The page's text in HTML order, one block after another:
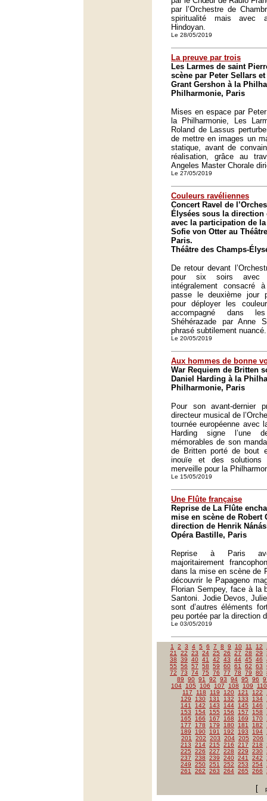
par l’Orchestre de
spiritualité mais avec
Hindoyan.
Le 28/05/2019
La preuve par trois
Les Larmes de saint
scène par Peter Sellars
Grant Gershon à la
Philharmonie, Paris
Mises en espace par
la Philharmonie, Les
Roland de Lassus
de mettre en images un
statique, avant de
réalisation, grâce au
Angeles Master Chorale
Le 27/05/2019
Couleurs ravéliennes
Concert Ravel de
Élysées sous la direction
avec la participation de
Sofie von Otter au
Paris.
Théâtre des Champs-
De retour devant
pour six soirs avec
intégralement consacré
passe le deuxième jour
pour déployer les
accompagné dans
Shéhérazade par Anne
phrasé subtilement nuancé.
Le 20/05/2019
Aux hommes de bonne
War Requiem de Britten
Daniel Harding à la
Philharmonie, Paris
Pour son avant-dernier
directeur musical de
tournée européenne avec
Harding signe l’une
mémorables de son
de Britten porté de bout
inouïe et des solutions
merveille pour la
Le 15/05/2019
Une Flûte française
Reprise de La Flûte
mise en scène de Robert
direction de Henrik
Opéra Bastille, Paris
Reprise à Paris
majoritairement
dans la mise en scène de
découvrir le Papageno
Florian Sempey, face à la
Santoni. Jodie Devos,
sont d’autres éléments
peu portée par la direction
Le 03/05/2019
1 2 3 4 5 6 7 8 9 10 11 12
21
22 23 24 25 26 27 28 29
38
39 40 41 42 43 44 45 46
55
56 57 58 59 60 61 62 63
72
73 74 75 76 77 78 79 80
89
90 91 92 93 94 95 96
104
105 106 107 108 109
110
117
118 119 120 121 122
129
130 131 132 133 134
141
142 143 144 145 146
153
154 155 156 157 158
165
166 167 168 169 170
177
178 179 180 181 182
189
190 191 192 193 194
201
202 203 204 205
206
213
214 215 216 217 218
225
226 227 228 229 230
237
238 239 240 241 242
249
250 251 252 253 254
261
262 263 264 265 266
[